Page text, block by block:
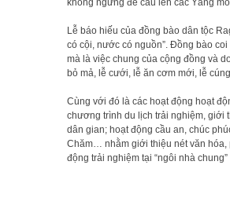
không ngừng để cầu lên các Yàng
Lễ báo hiếu của đồng bào dân tộc
có cội, nước có nguồn”. Đồng bào
mà là việc chung của cộng đồng và
bỏ mả, lễ cưới, lễ ăn cơm mới, lễ
Cùng với đó là các hoạt động hoạt
chương trình du lịch trải nghiệm, giới
dân gian; hoạt động cầu an, chúc
Chăm… nhằm giới thiệu nét văn hóa,
động trải nghiệm tại “ngôi nhà